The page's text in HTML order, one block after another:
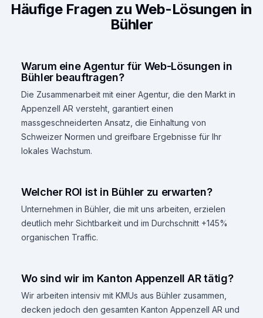
Häufige Fragen zu Web-Lösungen in
Bühler
Warum eine Agentur für Web-Lösungen in
Bühler beauftragen?
Die Zusammenarbeit mit einer Agentur, die den Markt in
Appenzell AR versteht, garantiert einen
massgeschneiderten Ansatz, die Einhaltung von
Schweizer Normen und greifbare Ergebnisse für Ihr
lokales Wachstum.
Welcher ROI ist in Bühler zu erwarten?
Unternehmen in Bühler, die mit uns arbeiten, erzielen
deutlich mehr Sichtbarkeit und im Durchschnitt +145%
organischen Traffic.
Wo sind wir im Kanton Appenzell AR tätig?
Wir arbeiten intensiv mit KMUs aus Bühler zusammen,
decken jedoch den gesamten Kanton Appenzell AR und